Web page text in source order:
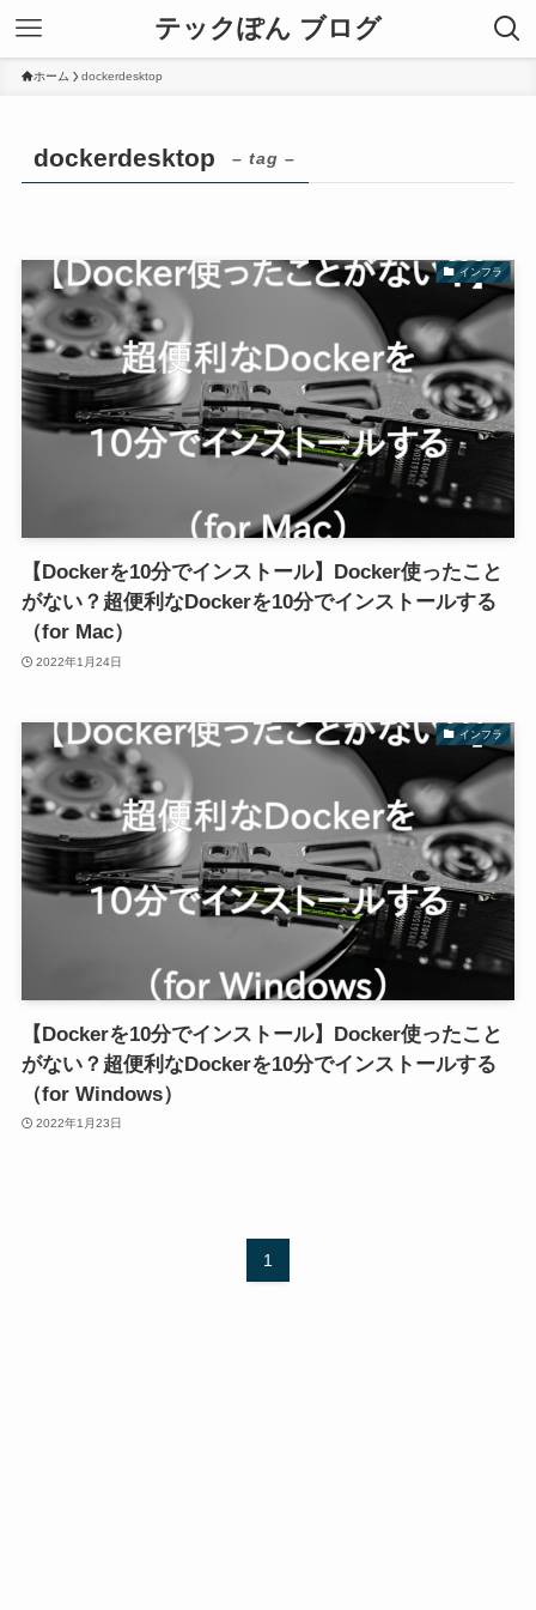
テックぽん ブログ
ホーム dockerdesktop
dockerdesktop – tag –
インフラ
【Dockerを10分でインストール】Docker使ったこと
がない？超便利なDockerを10分でインストールする
（for Mac）
2022年1月24日
インフラ
【Dockerを10分でインストール】Docker使ったこと
がない？超便利なDockerを10分でインストールする
（for Windows）
2022年1月23日
1